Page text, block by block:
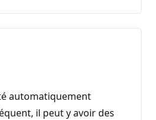
automatiquement
il peut y avoir des